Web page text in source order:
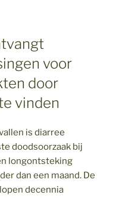
voor
door
vinden
is diarree
doodsoorzaak bij
longontsteking
dan een maand. De
decennia